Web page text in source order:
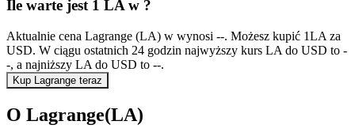
Ile warte jest 1 LA w ?
Aktualnie cena Lagrange (LA) w wynosi --. Możesz kupić 1LA za
USD. W ciągu ostatnich 24 godzin najwyższy kurs LA do USD to -
-, a najniższy LA do USD to --.
Kup Lagrange teraz
O Lagrange(LA)